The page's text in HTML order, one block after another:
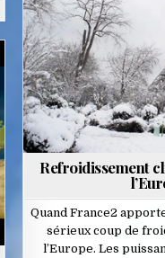
in
Refroidissement
Quand France2
sérieux coup de
l’Europe. Les